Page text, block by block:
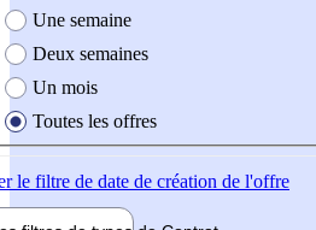
Une semaine
Deux semaines
Un mois
Toutes les offres
le filtre de date de création de l'offre